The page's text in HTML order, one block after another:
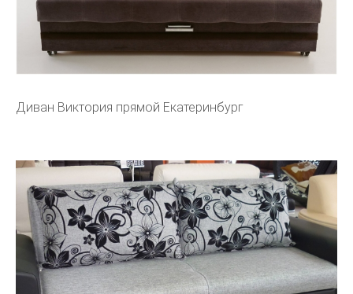
Диван Виктория прямой Екатеринбург